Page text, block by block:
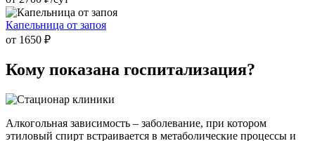
Капельница от запоя
от 1650 ₽
Кому показана госпитализация?
Алкогольная зависимость – заболевание, при котором
этиловый спирт встраивается в метаболические процессы и